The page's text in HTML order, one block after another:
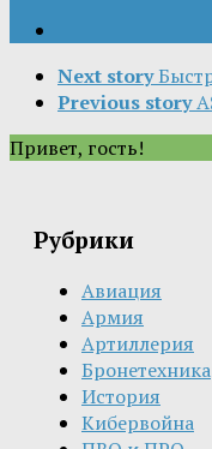
Next story
Previous story
Привет, гость!
Рубрики
Авиация
Армия
Артиллерия
Бронетехника
История
Кибервойна